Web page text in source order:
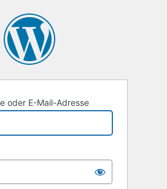
oder E-Mail-Adresse